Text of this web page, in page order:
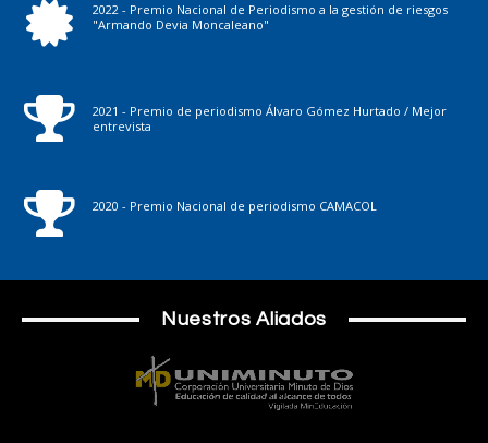
2022 - Premio Nacional de Periodismo a la gestión de riesgos
"Armando Devia Moncaleano"
2021 - Premio de periodismo Álvaro Gómez Hurtado / Mejor
entrevista
2020 - Premio Nacional de periodismo CAMACOL
Nuestros Aliados